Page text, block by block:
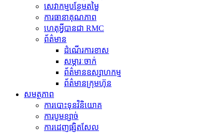
សេវាកម្មបន្ថែមតម្លៃ
ការធានាគុណភាព
ហេតុអ្វីបានជា RMC
ព័ត៌មាន
ដំណើរការខាស
សម្ភារៈចាក់
ព័ត៌មានឧស្សាហកម្ម
ព័ត៌មានក្រុមហ៊ុន
សមត្ថភាព
ការបោះទុនវិនិយោគ
ការបូមខ្សាច់
ការដេញផ្សិតសែល